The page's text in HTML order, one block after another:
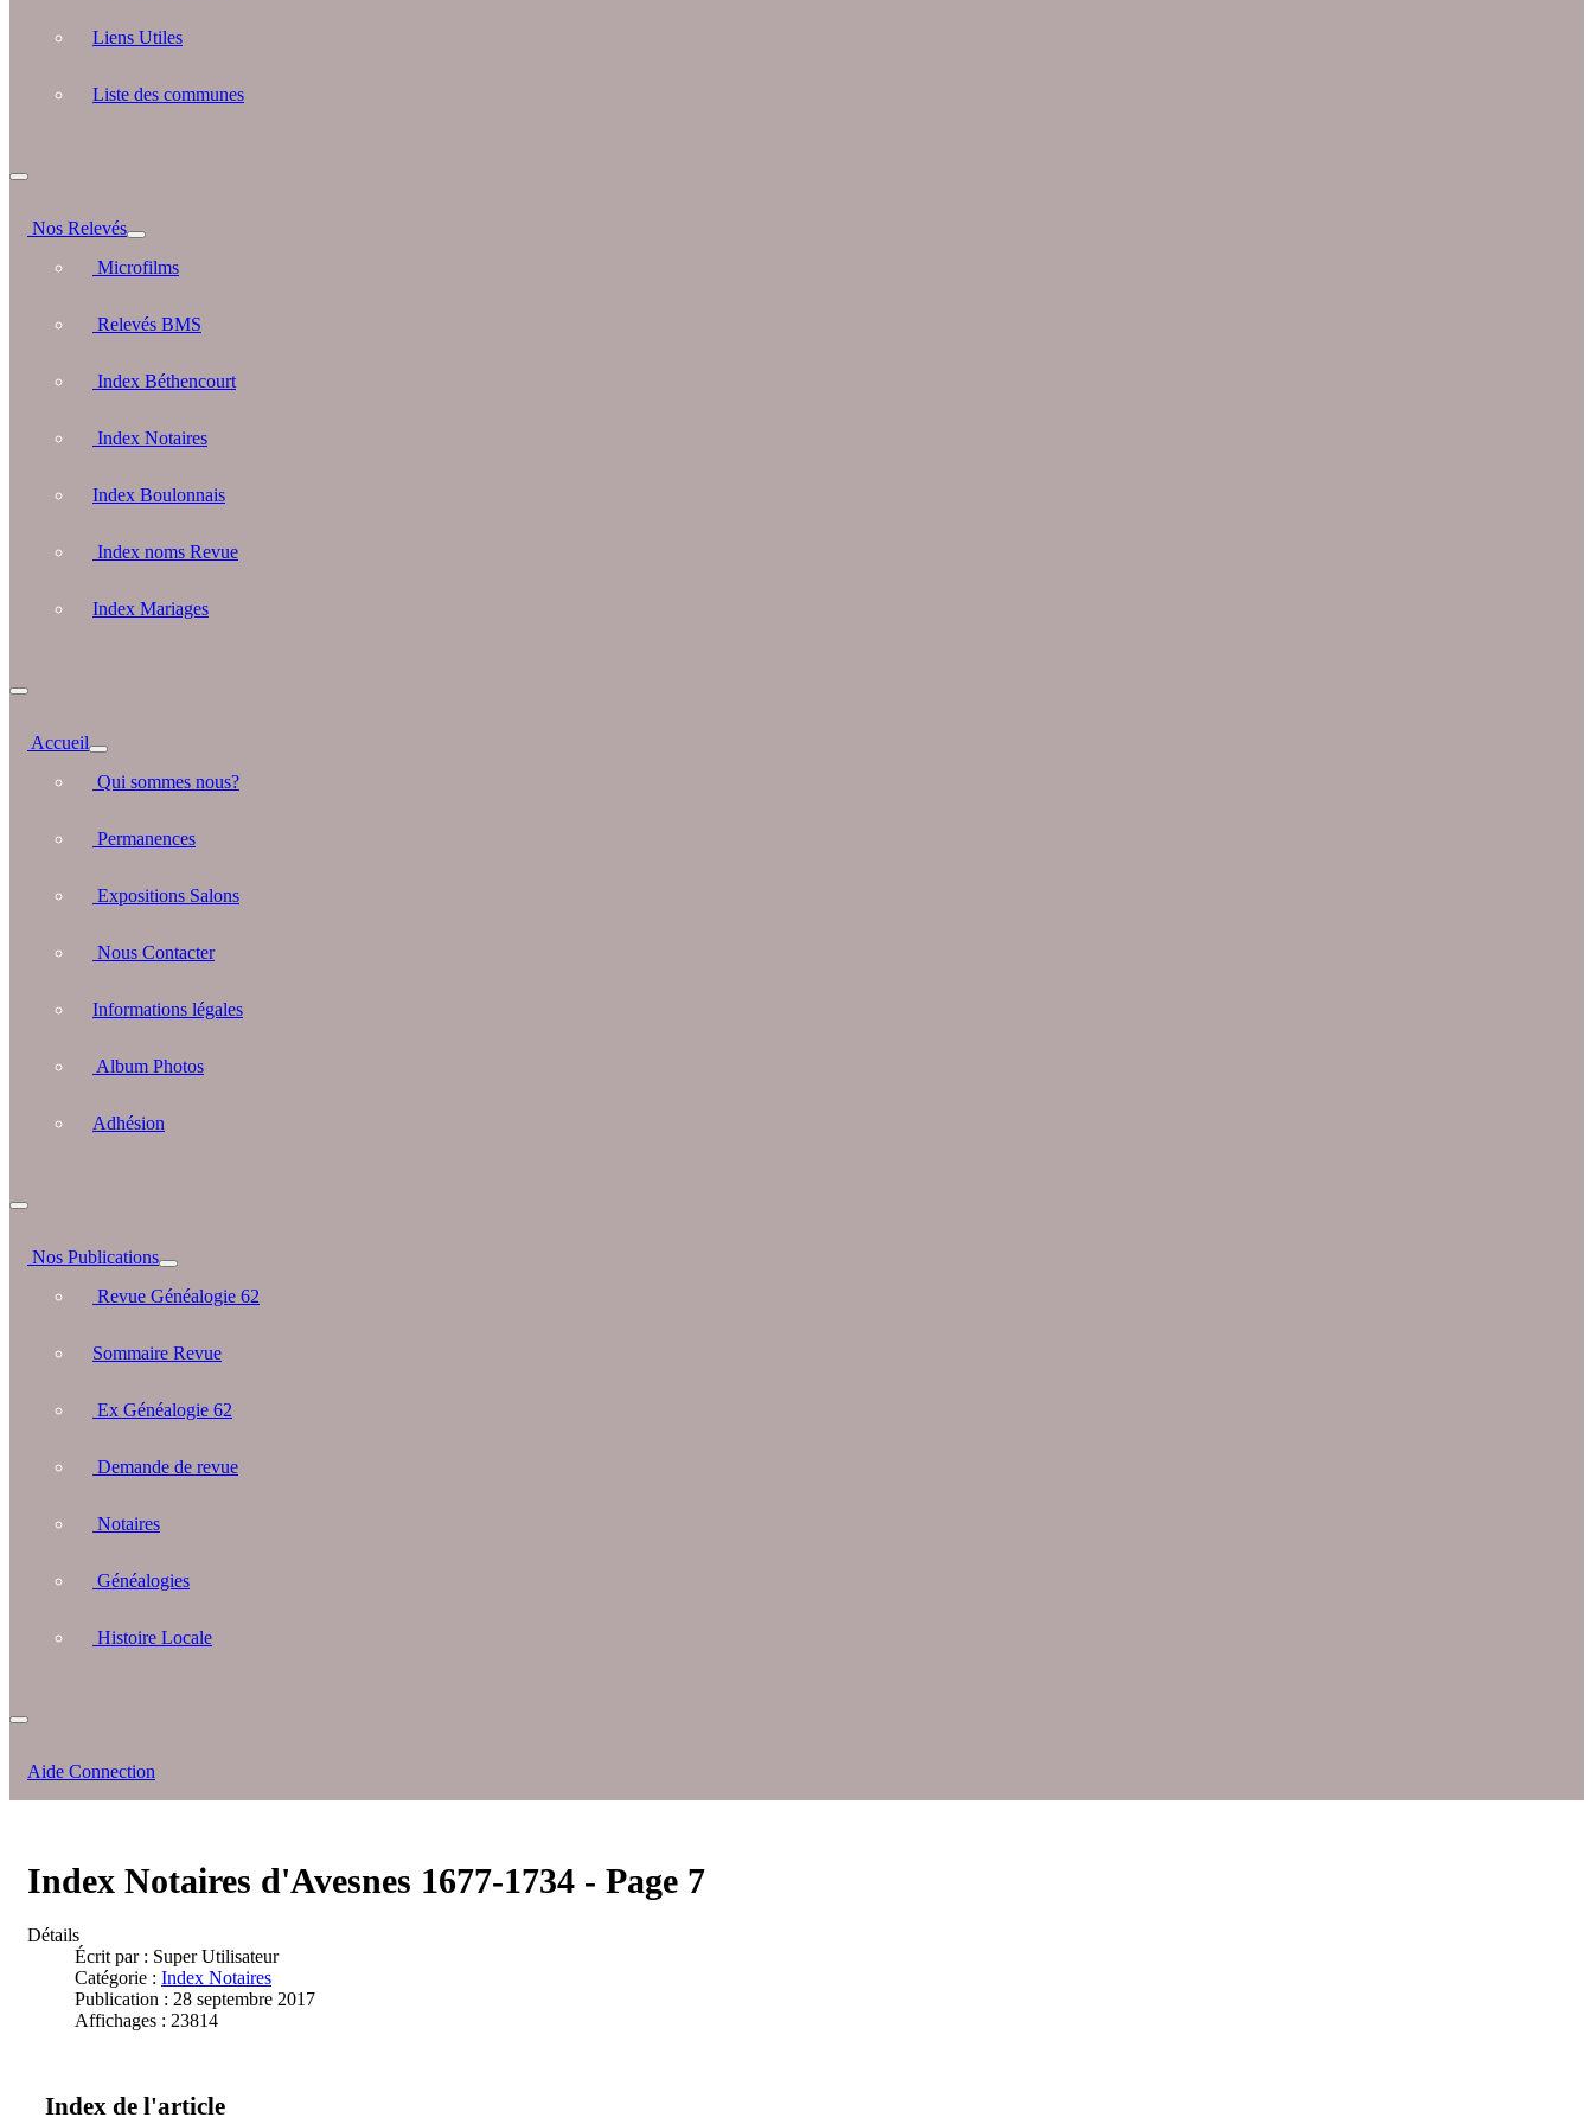
Liens Utiles
Liste des communes
Nos Relevés
Microfilms
Relevés BMS
Index Béthencourt
Index Notaires
Index Boulonnais
Index noms Revue
Index Mariages
Accueil
Qui sommes nous?
Permanences
Expositions Salons
Nous Contacter
Informations légales
Album Photos
Adhésion
Nos Publications
Revue Généalogie 62
Sommaire Revue
Ex Généalogie 62
Demande de revue
Notaires
Généalogies
Histoire Locale
Aide Connection
Index Notaires d'Avesnes 1677-1734 - Page 7
Détails
Écrit par : Super Utilisateur
Catégorie : Index Notaires
Publication : 28 septembre 2017
Affichages : 23814
Index de l'article